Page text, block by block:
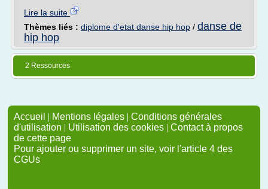
Lire la suite
Thèmes liés : diplome d'etat danse hip hop / danse de
hip hop
2 Ressources
Accueil | Mentions légales | Conditions générales
d'utilisation | Utilisation des cookies | Contact à propos
de cette page
Pour ajouter ou supprimer un site, voir l'article 4 des
CGUs